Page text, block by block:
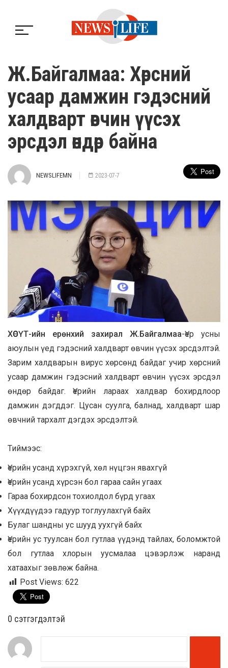
Ж.Байгалмаа: Хөрсний
усаар дамжин гэдэсний
халдварт өвчин үүсэх
эрсдэл өндөр байна
NEWSLIFEMN 2023-07-7
ХӨСҮТ-ийн ерөнхий захирал Ж.Байгалмаа-Үер усны
аюулын үед гэдэсний халдварт өвчин үүсэх эрсдэлтэй.
Зарим халдварын вирус хөрсөнд байдаг учир хөрсний
усаар дамжин гэдэсний халдварт өвчин үүсэх эрсдэл
өндөр байдаг. Үерийн лараах халдвар бохирдлоор
дамжин дэгддэг. Цусан суулга, балнад, халдварт шар
өвчний тархалт дэгдэх эрсдэлтэй.
Тиймээс:
Үерийн усанд хүрэхгүй, хөл нүцгэн явахгүй
Үерийн усанд хүрсэн бол гараа сайн угаах
Гараа бохирдсон тохиолдол бүрд угаах
Хүүхдүүдээ гадуур тоглуулахгүй байх
Булаг шандны ус шууд уухгүй байх
Үерийн ус туулсан бол гутлаа үүдэнд тайлах, боломжтой
бол гутлаа хлорын уусмалаа цэвэрлэж наранд
хатаахыг зөвлөж байна.
Post Views: 622
0 cэтгэгдэлтэй